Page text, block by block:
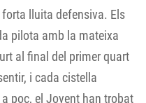
lluita defensiva. Els
pilota amb la mateixa
al final del primer quart
i cada cistella
poc, el Jovent han trobat